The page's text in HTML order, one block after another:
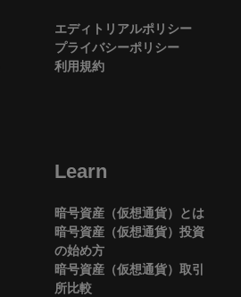
エディトリアルポリシー
プライバシーポリシー
利用規約
Learn
暗号資産（仮想通貨）とは
暗号資産（仮想通貨）投資
の始め方
暗号資産（仮想通貨）取引
所比較